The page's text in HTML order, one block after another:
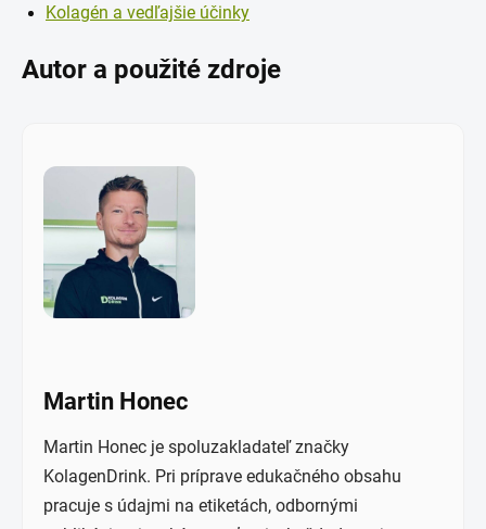
Kolagén a vedľajšie účinky
Autor a použité zdroje
Martin Honec
Martin Honec je spoluzakladateľ značky
KolagenDrink. Pri príprave edukačného obsahu
pracuje s údajmi na etiketách, odbornými